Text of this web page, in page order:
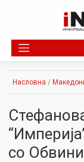
Насловна /
со